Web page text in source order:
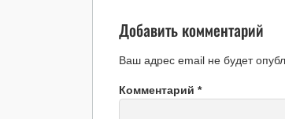
Добавить комментарий
Ваш адрес email не будет
Комментарий*